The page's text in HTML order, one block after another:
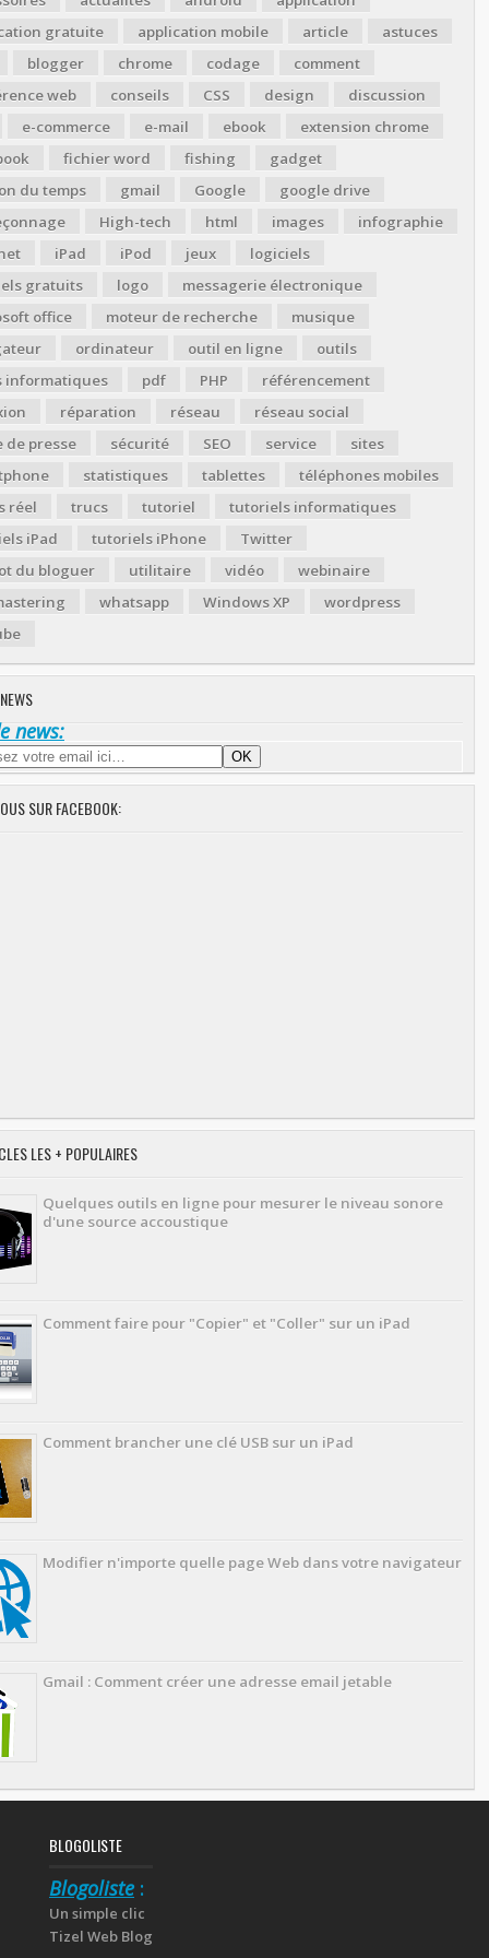
gratuite
application mobile article
astuces
blogger
chrome codage
comment
web
conseils CSS design
discussion
e-commerce
e-mail ebook
extension chrome
fichier word fishing
gadget
du temps
gmail Google
google drive
High-tech html images
infographie
iPad iPod jeux
logiciels
gratuits
logo
messagerie électronique
office
moteur de recherche
musique
ordinateur outil en ligne
outils
informatiques
pdf PHP
référencement
réparation réseau
réseau social
de presse
sécurité SEO service
sites
statistiques tablettes
téléphones mobiles
réel
trucs tutoriel
tutoriels informatiques
iPad
tutoriels iPhone
Twitter
du bloguer
utilitaire vidéo
webinaire
whatsapp Windows XP
wordpress
news:
SUR FACEBOOK:
LES + POPULAIRES
Quelques outils en ligne pour mesurer le niveau sonore
d'une source accoustique
Comment faire pour "Copier" et "Coller" sur un iPad
Comment brancher une clé USB sur un iPad
Modifier n'importe quelle page Web dans votre navigateur
Gmail : Comment créer une adresse email jetable
BLOGOLISTE
Blogoliste :
Un simple clic
Tizel Web Blog